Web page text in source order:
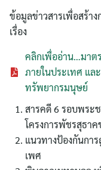
ข้อมูลข่าวสารเพื่อสร้า
เรื่อง
คลิกเพื่ออ่าน…มาต
ภายในประเทศ แล
ทรัพยากรมนุษย์
สารคดี 6 รอบพระ
โครงการพัชรสุธา
แนวทางป้องกันกา
เพศ